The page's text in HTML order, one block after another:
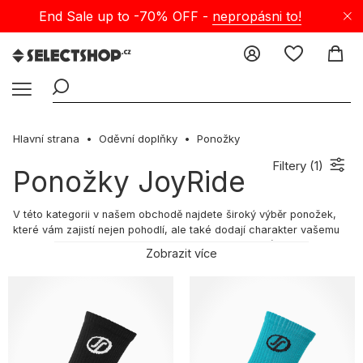
End Sale up to -70% OFF - nepropásni to!
Hlavní strana Oděvní doplňky Ponožky
Ponožky JoyRide Filtery (1)
V této kategorii v našem obchodě najdete široký výběr ponožek,
které vám zajistí nejen pohodlí, ale také dodají charakter vašemu
styling? Věnujte pozornost svým doplňkům! Jsou to právě ony,
nejlepších streetwearových ponožek!
sportovní ponožky - čím se vyznačují?
Pánské sportovní ponožky jsou skutečnou nezbytností v šatníku
Zobrazit více